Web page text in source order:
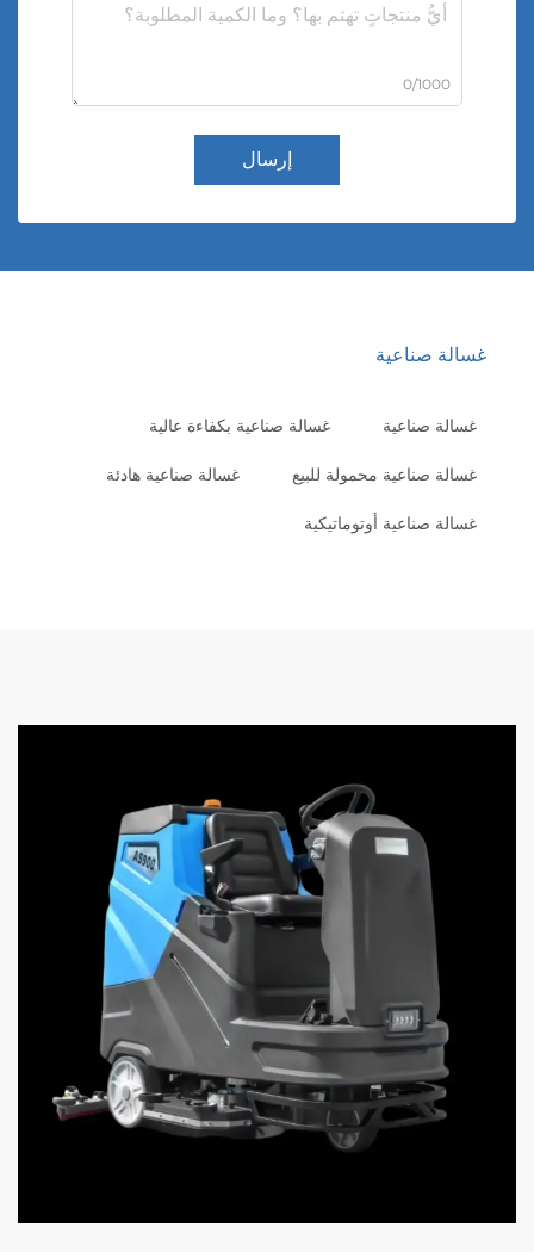
صناعية
غسالة صناعية غسالة صناعية بكفاءة عالية
غسالة صناعية محمولة للبيع غسالة صناعية هادئة
غسالة صناعية أوتوماتيكية